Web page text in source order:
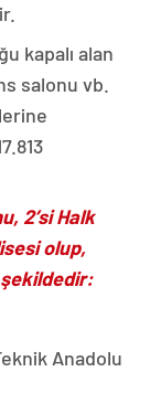
kapalı alan
salonu vb.
2’si Halk
olup,
şekildedir:
Anadolu